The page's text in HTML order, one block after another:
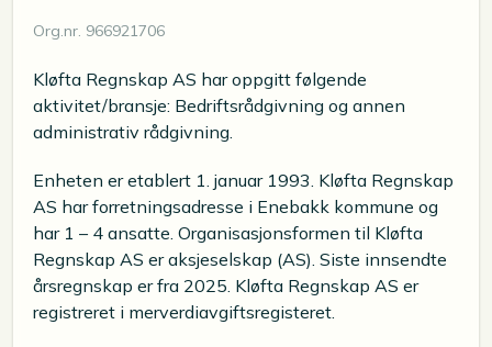
Org.nr. 966921706
Kløfta Regnskap AS har oppgitt følgende
aktivitet/bransje: Bedriftsrådgivning og annen
administrativ rådgivning.
Enheten er etablert 1. januar 1993. Kløfta Regnskap
AS har forretningsadresse i Enebakk kommune og
har 1 – 4 ansatte. Organisasjonsformen til Kløfta
Regnskap AS er aksjeselskap (AS). Siste innsendte
årsregnskap er fra 2025. Kløfta Regnskap AS er
registreret i merverdiavgiftsregisteret.